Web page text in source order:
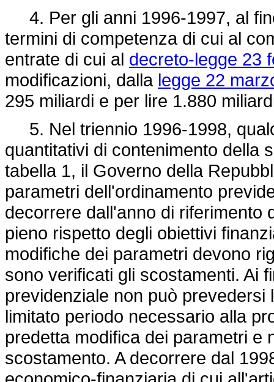
4. Per gli anni 1996-1997, al
termini di competenza di cui al
entrate di cui al decreto-legge 23
modificazioni, dalla legge 22
295 miliardi e per lire 1.880
5. Nel triennio 1996-1998,
quantitativi di contenimento della
tabella 1, il Governo della
parametri dell'ordinamento
decorrere dall'anno di riferimento
pieno rispetto degli obiettivi
modifiche dei parametri devono
sono verificati gli scostamenti. Ai
previdenziale non può
limitato periodo necessario alla
predetta modifica dei parametri e
scostamento. A decorrere dal